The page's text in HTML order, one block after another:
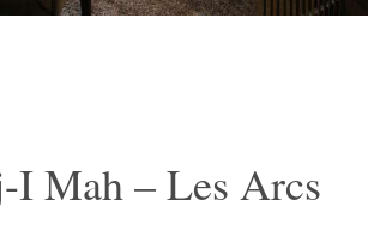
I Mah – Les Arcs